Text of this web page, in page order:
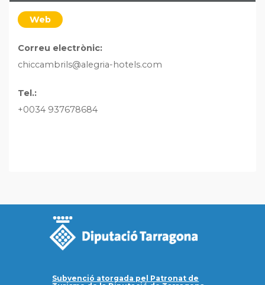
Web
Correu electrònic:
chiccambrils@alegria-hotels.com
Tel.:
+0034 937678684
Subvenció atorgada pel Patronat de